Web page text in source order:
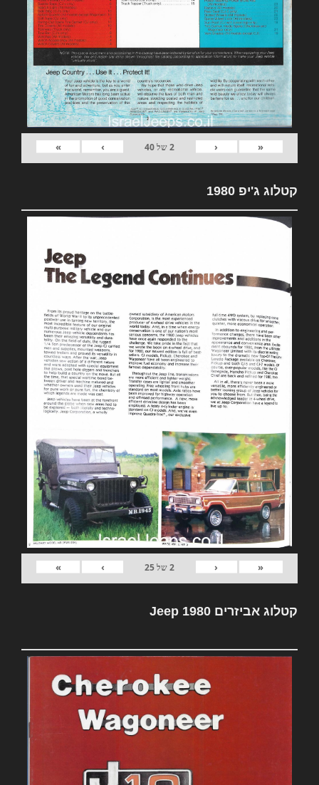
«
‹
2של40
›
»
קטלוג ג'יפ 1980
«
‹
2של25
›
»
קטלוג אביזרים Jeep 1980